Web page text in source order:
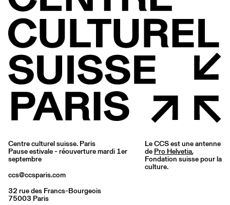
Centre culturel suisse. Paris
Pause estivale - réouverture mardi 1er
septembre
ccs@ccsparis.com
32 rue des Francs-Bourgeois
75003 Paris
Le CCS est une antenne
de Pro Helvetia,
Fondation suisse pour la
culture.